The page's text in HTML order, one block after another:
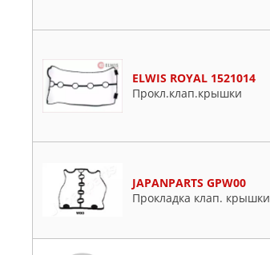
ELWIS ROYAL 1521014
Прокл.клап.крышки
JAPANPARTS GPW00
Прокладка клап. крышки